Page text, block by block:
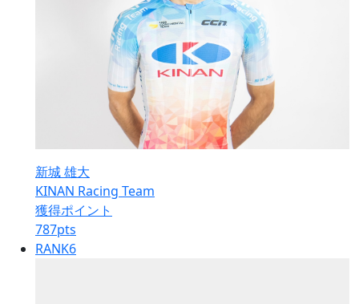
新城 雄大
KINAN Racing Team
獲得ポイント
787pts
RANK6